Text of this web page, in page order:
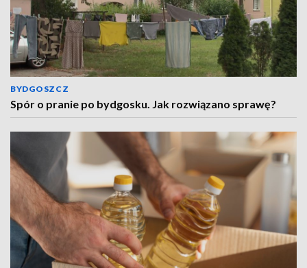
BYDGOSZCZ
Spór o pranie po bydgosku. Jak rozwiązano sprawę?